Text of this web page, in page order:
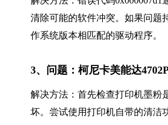
清除可能的软件冲突。如果问题
作系统版本相匹配的驱动程序。
3、问题：柯尼卡美能达
解决方法：首先检查打印机墨粉
坏。尝试使用打印机自带的清洁